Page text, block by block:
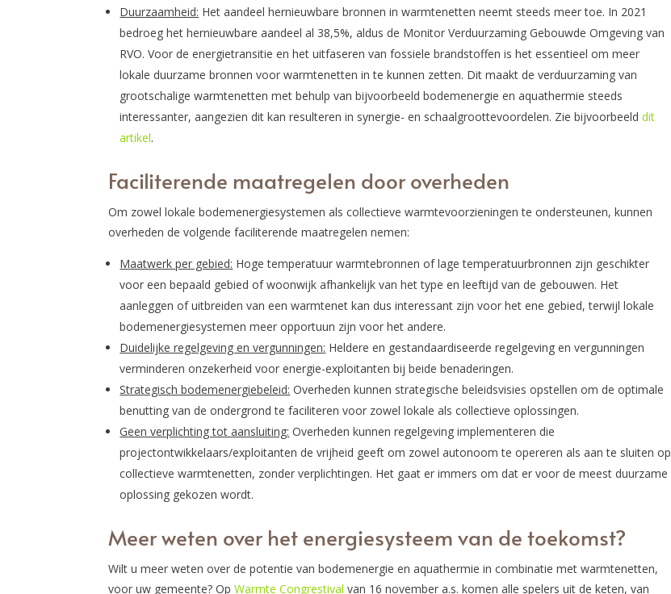
Duurzaamheid: Het aandeel hernieuwbare bronnen in warmtenetten neemt steeds meer toe. In 2021
bedroeg het hernieuwbare aandeel al 38,5%, aldus de Monitor Verduurzaming Gebouwde Omgeving van
RVO. Voor de energietransitie en het uitfaseren van fossiele brandstoffen is het essentieel om meer
lokale duurzame bronnen voor warmtenetten in te kunnen zetten. Dit maakt de verduurzaming van
grootschalige warmtenetten met behulp van bijvoorbeeld bodemenergie en aquathermie steeds
interessanter, aangezien dit kan resulteren in synergie- en schaalgroottevoordelen. Zie bijvoorbeelddit
artikel.
Faciliterende maatregelen door overheden
Om zowel lokale bodemenergiesystemen als collectieve warmtevoorzieningen te ondersteunen, kunnen
overheden de volgende faciliterende maatregelen nemen:
Maatwerk per gebied: Hoge temperatuur warmtebronnen of lage temperatuurbronnen zijn geschikter
voor een bepaald gebied of woonwijk afhankelijk van het type en leeftijd van de gebouwen. Het
aanleggen of uitbreiden van een warmtenet kan dus interessant zijn voor het ene gebied, terwijl lokale
bodemenergiesystemen meer opportuun zijn voor het andere.
Duidelijke regelgeving en vergunningen: Heldere en gestandaardiseerde regelgeving en vergunningen
verminderen onzekerheid voor energie-exploitanten bij beide benaderingen.
Strategisch bodemenergiebeleid: Overheden kunnen strategische beleidsvisies opstellen om de optimale
benutting van de ondergrond te faciliteren voor zowel lokale als collectieve oplossingen.
Geen verplichting tot aansluiting: Overheden kunnen regelgeving implementeren die
projectontwikkelaars/exploitanten de vrijheid geeft om zowel autonoom te opereren als aan te sluiten op
collectieve warmtenetten, zonder verplichtingen. Het gaat er immers om dat er voor de meest duurzame
oplossing gekozen wordt.
Meer weten over het energiesysteem van de toekomst?
Wilt u meer weten over de potentie van bodemenergie en aquathermie in combinatie met warmtenetten,
voor uw gemeente? OpWarmte Congrestival van 16 november a.s. komen alle spelers uit de keten, van